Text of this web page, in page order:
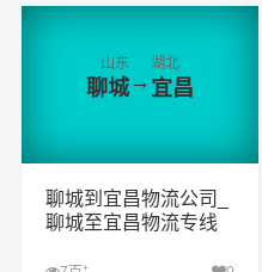
查看详细
山东
聊城→
湖北
宜昌
聊城到宜昌物流公司_
聊城至宜昌物流专线
+